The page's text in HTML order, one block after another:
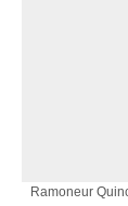
Ramoneur